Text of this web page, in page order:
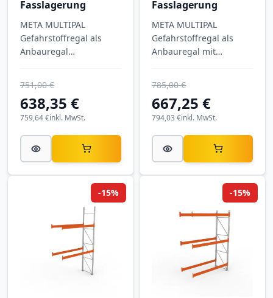
Fasslagerung
META MULTIPAL
Gefahrstoffregal als
Anbauregal
Auffangwanne Typ 6 für
die normkonforme
Lagerung gefährlicher
Feldlast 7.100 kg,
Fachlast 2.800 kg, Höhe
4.900 mm.
638,35 €
751,00 €
inkl. MwSt.
759,64 €
Fasslagerung
META MULTIPAL
Gefahrstoffregal als
Anbauregal mit
hoch, 8.100 kg Feldlast,
für die normkonforme
Lagerung von
wassergefährdenden
Stoffen.
667,25 €
785,00 €
inkl. MwSt.
794,03 €
-15% -15%